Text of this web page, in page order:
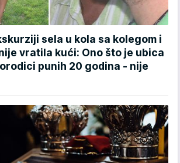
sela u kola sa kolegom i
vratila kući: Ono što je ubica
punih 20 godina - nije